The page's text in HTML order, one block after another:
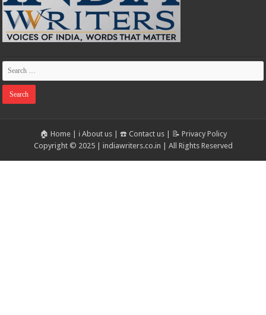
🏠 Home| ℹ️ About us| ☎️ Contact us|
📝 Privacy Policy
Copyright © 2025 | indiawriters.co.in | All Rights Reserved